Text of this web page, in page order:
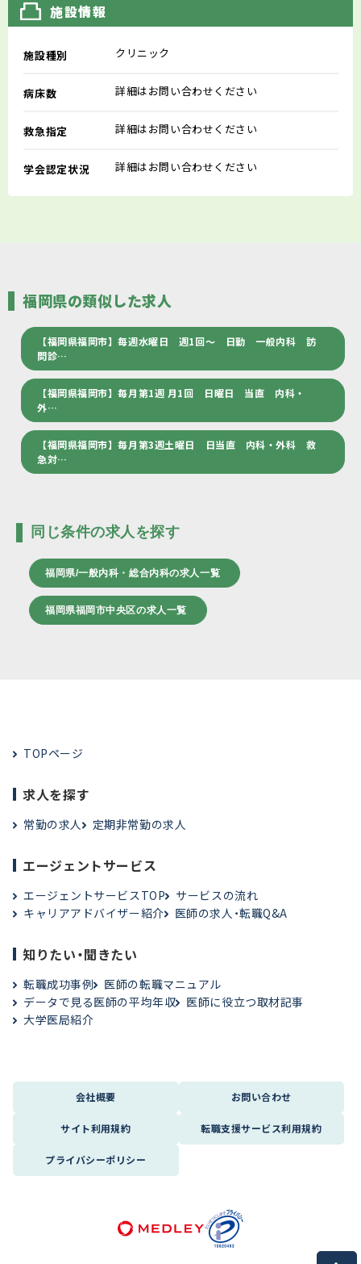
施設情報
施設種別 クリニック
病床数 詳細はお問い合わせください
救急指定 詳細はお問い合わせください
学会認定状況 詳細はお問い合わせください
福岡県の類似した求人
【福岡県福岡市】毎週水曜日 週1回～ 日勤 一般内科 訪
問診…
【福岡県福岡市】毎月第1週 月1回 日曜日 当直 内科・
外…
【福岡県福岡市】毎月第3週土曜日 日当直 内科・外科 救
急対…
同じ条件の求人を探す
福岡県/一般内科・総合内科の求人一覧
福岡県福岡市中央区の求人一覧
TOPページ
求人を探す
常勤の求人 定期非常勤の求人
エージェントサービス
エージェントサービスTOP
サービスの流れ
キャリアアドバイザー紹介
医師の求人・転職Q&A
知りたい・聞きたい
転職成功事例
医師の転職マニュアル
データで見る医師の平均年収
医師に役立つ取材記事
大学医局紹介
会社概要 お問い合わせ
サイト利用規約 転職支援サービス利用規約
プライバシーポリシー